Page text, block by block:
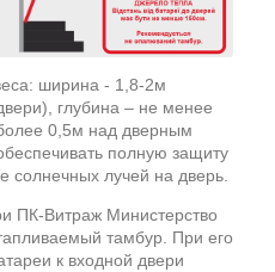
ширина - 1,8-2м
глубина – не менее
0,5м над дверным
полную защиту
солнечных лучей на дверь.
ПК-Витраж Министерство
тамбур. При его
к входной двери